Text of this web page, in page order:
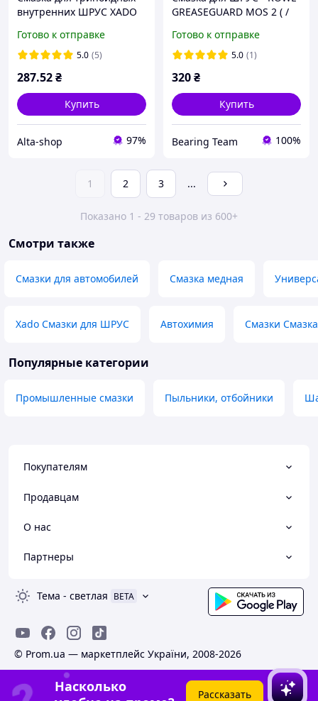
внутренних ШРУС XADO
Готово к отправке
5.0 (5)
287.52₴
Купить
Alta-shop 97%
GREASEGUARD MOS 2 ( /
Готово к отправке
5.0 (1)
320₴
Купить
Bearing Team 100%
1 2 3 ...
Показано 1 - 29 товаров из 600+
Смотри также
Смазки для автомобилей Смазка медная
Xado Смазки для ШРУС Автохимия Смазки
Популярные категории
Промышленные смазки Пыльники, отбойники
Покупателям
Продавцам
О нас
Партнеры
Тема - светлая BETA
© Prom.ua — маркетплейс України, 2008-2026
Насколько
Рассказать